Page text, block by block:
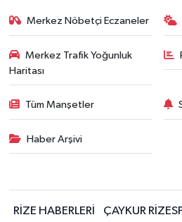
Merkez Nöbetçi Eczaneler
Merkez Trafik Yoğunluk
Haritası
Tüm Manşetler
Haber Arşivi
RİZE HABERLERİ ÇAYKUR